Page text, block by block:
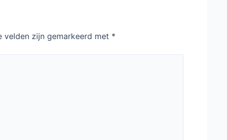
velden zijn gemarkeerd met *